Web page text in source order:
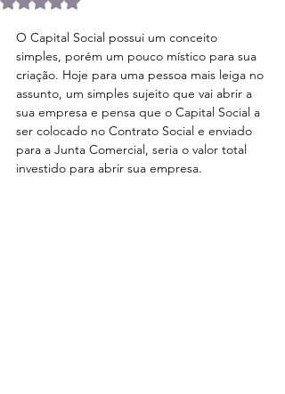
O Capital Social possui um conceito
simples, porém um pouco místico para sua
criação. Hoje para uma pessoa mais leiga no
assunto, um simples sujeito que vai abrir a
sua empresa e pensa que o Capital Social a
ser colocado no Contrato Social e enviado
para a Junta Comercial, seria o valor total
investido para abrir sua empresa.